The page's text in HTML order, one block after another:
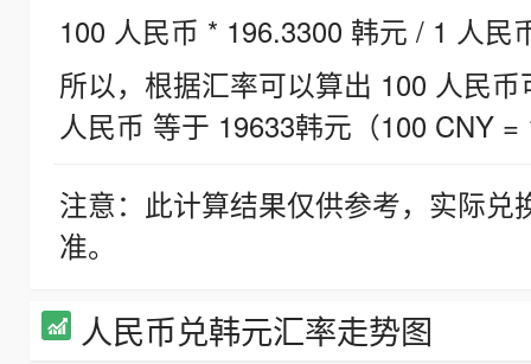
100 人民币 * 196.3300 韩元 / 1 人民
所以，根据汇率可以算出 100 人民
人民币 等于 19633韩元（100 CNY =
注意：此计算结果仅供参考，实际
准。
人民币兑韩元汇率走势图